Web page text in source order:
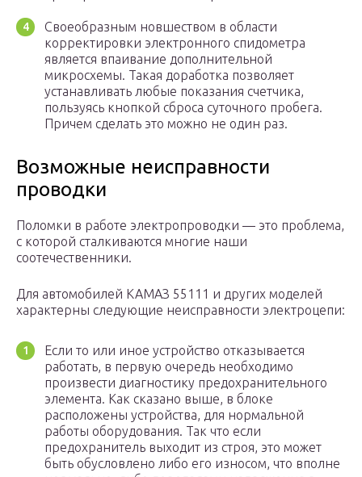
Своеобразным новшеством в области
корректировки электронного спидометра
является впаивание дополнительной
микросхемы. Такая доработка позволяет
устанавливать любые показания счетчика,
пользуясь кнопкой сброса суточного пробега.
Причем сделать это можно не один раз.
Возможные неисправности
проводки
Поломки в работе электропроводки — это проблема,
с которой сталкиваются многие наши
соотечественники.
Для автомобилей КАМАЗ 55111 и других моделей
характерны следующие неисправности электроцепи:
Если то или иное устройство отказывается
работать, в первую очередь необходимо
произвести диагностику предохранительного
элемента. Как сказано выше, в блоке
расположены устройства, для нормальной
работы оборудования. Так что если
предохранитель выходит из строя, это может
быть обусловлено либо его износом, что вполне